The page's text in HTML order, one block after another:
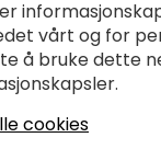
Garn
vårt og for
å bruke dette
cookies